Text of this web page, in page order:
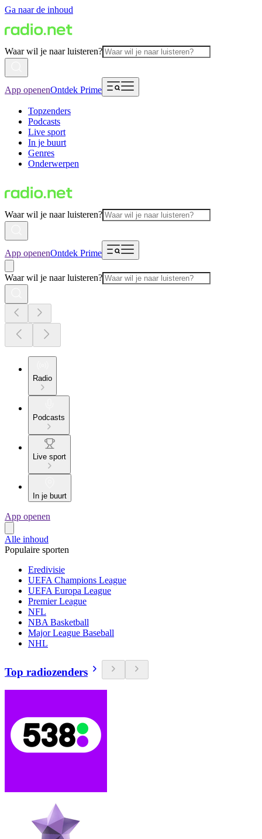
Ga naar de inhoud
Waar wil je naar luisteren?
App openenOntdek Prime
Topzenders
Podcasts
Live sport
In je buurt
Genres
Onderwerpen
Waar wil je naar luisteren?
App openenOntdek Prime
Waar wil je naar luisteren?
Radio
Podcasts
Live sport
In je buurt
App openen
Alle inhoud
Populaire sporten
Eredivisie
UEFA Champions League
UEFA Europa League
Premier League
NFL
NBA Basketball
Major League Baseball
NHL
Top radiozenders